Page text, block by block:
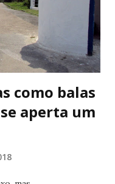
erros. Com as
para chamar de
sorte, ...
como balas
aperta um